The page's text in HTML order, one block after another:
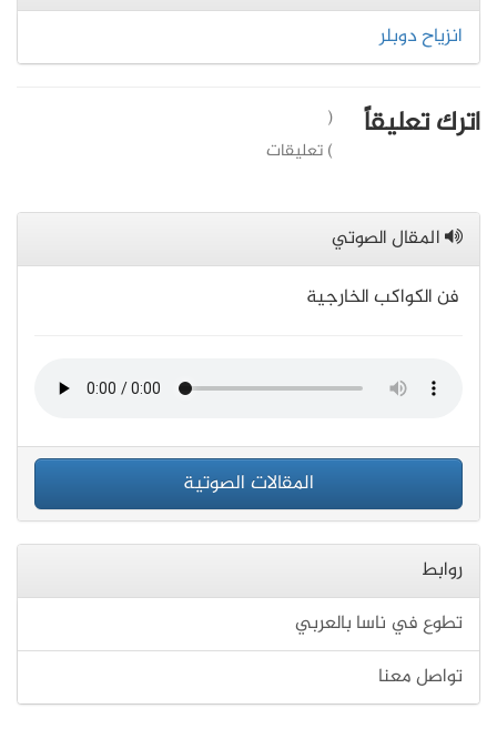
انزياح دوبلر
اترك تعليقاً
(
) تعليقات
المقال الصوتي
فن الكواكب الخارجية
المقالات الصوتية
روابط
تطوع في ناسا بالعربي
تواصل معنا